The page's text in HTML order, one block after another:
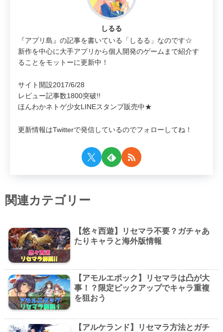
しるる
『アプリ島』の記事を書いている「しるる」なのです☆
新作を中心に大手アプリから個人開発のゲームまで紹介す
ることをモットーに更新中！
サイト開設2017/6/28
レビュー記事数1800突破!!
ほんわかネトゲ少女LINEスタンプ販売中★
更新情報はTwitterで発信しているのでフォローしてね！
関連カテゴリー
【悠々西遊】リセマラ不要？ガチャあ
たりキャラと海外版情報
【アモルエポック】リセマラは凸が大
事！？限定ピックアップでキャラ重複
を狙おう
【アルケランド】リセマラ方法とガチ